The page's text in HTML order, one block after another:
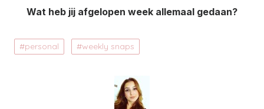
Wat heb jij afgelopen week allemaal gedaan?
personal weekly snaps